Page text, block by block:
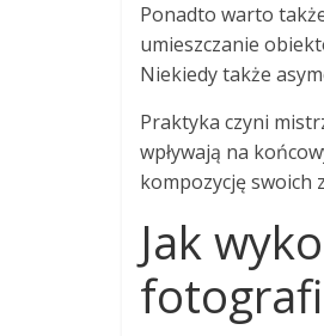
Ponadto warto
umieszczanie
Niekiedy także
Praktyka czyni
wpływają na
kompozycję swoich
Jak